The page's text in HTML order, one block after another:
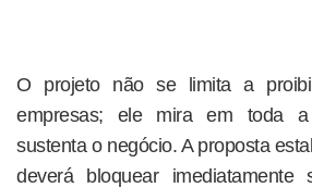
O projeto não se limita a
empresas; ele mira em toda a
sustenta o negócio. A proposta
deverá bloquear imediatamente